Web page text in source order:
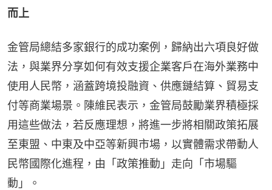
而上
金管局總結多家銀行的成功案例，歸納出六項良好做
法，與業界分享如何有效支援企業客戶在海外業務中
使用人民幣，涵蓋跨境投融資、供應鏈結算、貿易支
付等商業場景。陳維民表示，金管局鼓勵業界積極採
用這些做法，若反應理想，將進一步將相關政策拓展
至東盟、中東及中亞等新興市場，以實體需求帶動人
民幣國際化進程，由「政策推動」走向「市場驅
動」。